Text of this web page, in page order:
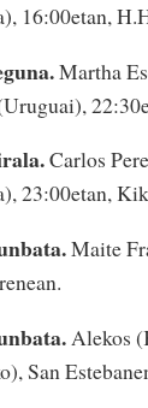
16:00etan,
Martha
Carlos
23:00etan,
Maite
Alekos
San